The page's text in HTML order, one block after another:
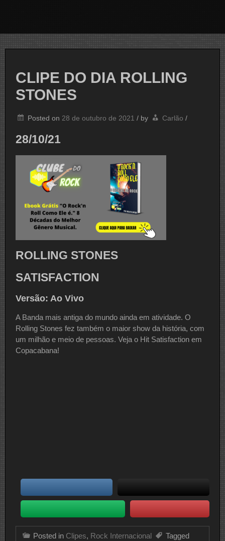
CLIPE DO DIA ROLLING
STONES
Posted on 28 de outubro de 2021 / by Carlão /
28/10/21
ROLLING STONES
SATISFACTION
Versão: Ao Vivo
A Banda mais antiga do mundo ainda em atividade. O
Rolling Stones fez também o maior show da história, com
um milhão e meio de pessoas. Veja o Hit Satisfaction em
Copacabana!
Posted in Clipes, Rock Internacional
Tagged